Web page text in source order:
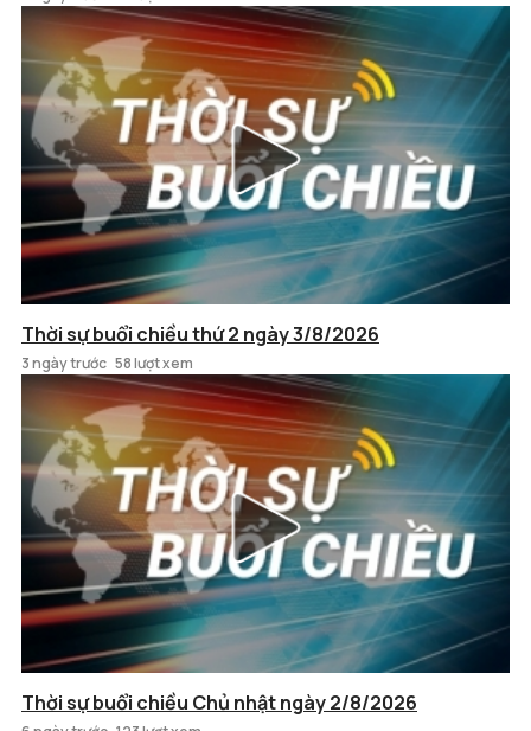
Thời sự buổi chiều thứ 2 ngày 3/8/2026
3 ngày trước 58 lượt xem
Thời sự buổi chiều Chủ nhật ngày 2/8/2026